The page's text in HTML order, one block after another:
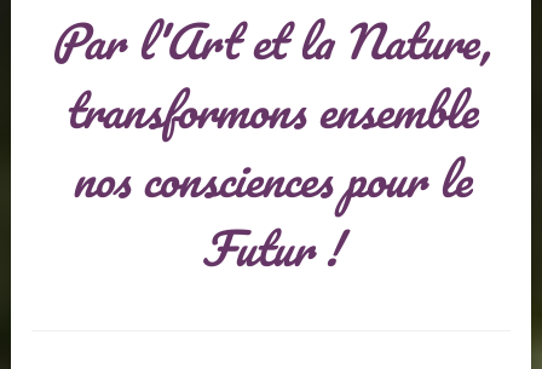
Par l'Art et la Nature,
transformons ensemble
nos consciences pour le
Futur !